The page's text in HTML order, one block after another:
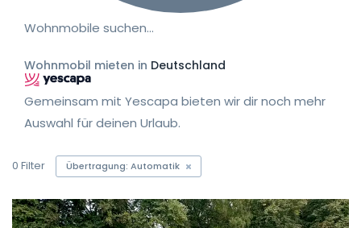
Wohnmobile suchen…
Wohnmobil mieten in Deutschland
Gemeinsam mit Yescapa bieten wir dir noch mehr
Auswahl für deinen Urlaub.
0 Filter Übertragung: Automatik